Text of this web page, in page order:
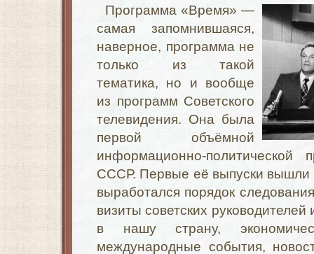
Программа «Время» —
самая запомнившаяся,
наверное, программа не
только из такой
тематика, но и вообще
из программ Советского
телевидения. Она была
первой объёмной
информационно-политической
СССР. Первые её выпуски вышли
выработался порядок
визиты советских
в нашу страну,
международные события,